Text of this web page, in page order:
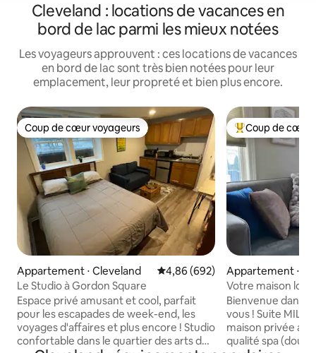
Cleveland : locations de vacances en
bord de lac parmi les mieux notées
Les voyageurs approuvent : ces locations de vacances
en bord de lac sont très bien notées pour leur
emplacement, leur propreté et bien plus encore.
Coup de cœur voyageurs
Coup de cœur voyageurs
Appartement ⋅ Cleveland Évaluation moyenne sur la
4,86 (692)
Le Studio à Gordon Square
Espace privé amusant et cool, parfait
pour les escapades de week-end, les
voyages d'affaires et plus encore ! Studio
confortable dans le quartier des arts de
Coups de cœur
Coup de cœur
Appartement ⋅
Votre maison loin
Bienvenue dans
vous ! Suite MIL d'une chambre dans une
maison privée
qualité spa